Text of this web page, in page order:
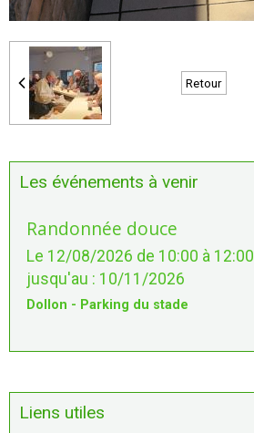
Retour
Les événements à venir
Randonnée douce
Le 12/08/2026 de 10:00 à 12:00
jusqu'au : 10/11/2026
Dollon - Parking du stade
Liens utiles